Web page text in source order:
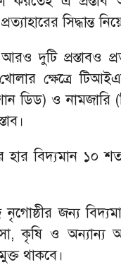
সিদ্ধান্ত
দুটি প্রস্তাবও
ক্ষেত্রে
ডিড) ও নামজারি
হার বিদ্যমান ১০
নৃগোষ্ঠীর জন্য
কৃষি ও অন্যান্য
থাকবে।